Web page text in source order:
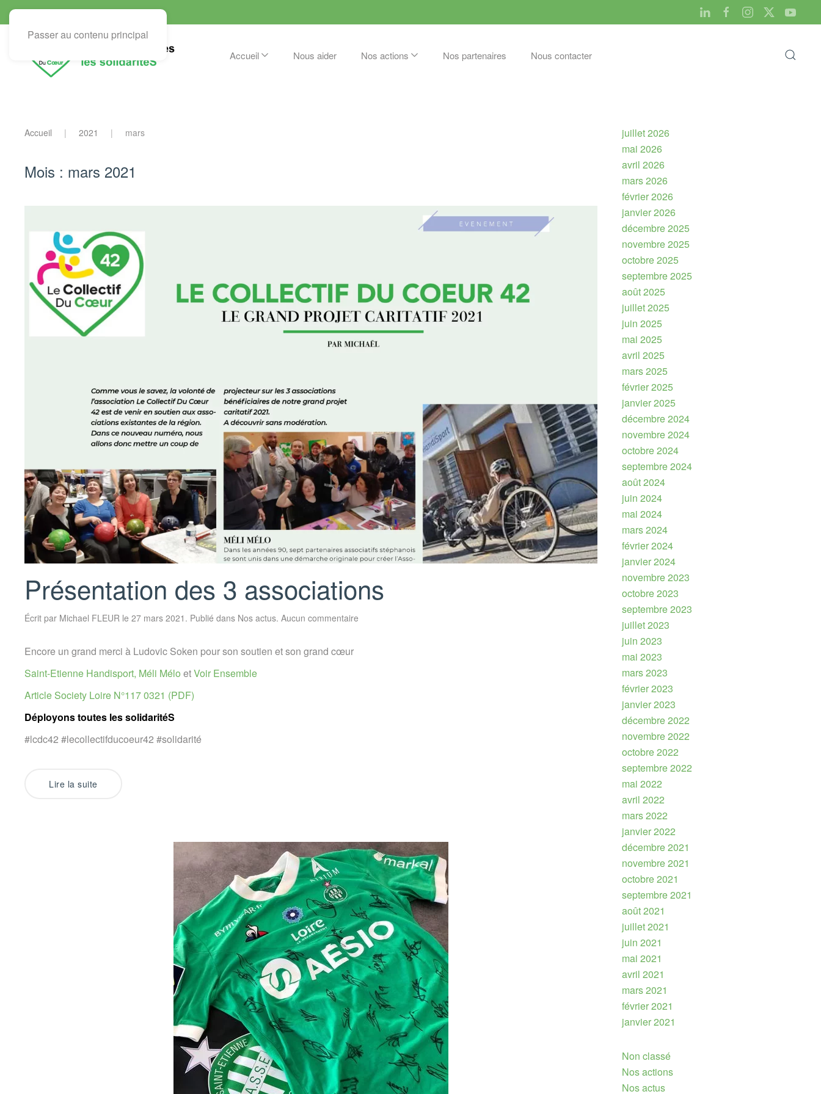
Passer au contenu principal
Accueil Nous aider Nos actions Nos partenaires Nous contacter
Accueil 2021 mars
Mois : mars 2021
Présentation des 3 associations
Écrit par Michael FLEUR le 27 mars 2021 . Publié dans Nos actus. Aucun commentaire
Encore un grand merci à Ludovic Soken pour son soutien et son grand cœur
Saint-Etienne Handisport, Méli Mélo etVoir Ensemble
Article Society Loire N°117 0321 (PDF)
Déployons toutes les solidaritéS
#lcdc42 #lecollectifducoeur42 #solidarité
Lire la suite
juillet 2026
mai 2026
avril 2026
mars 2026
février 2026
janvier 2026
décembre 2025
novembre 2025
octobre 2025
septembre 2025
août 2025
juillet 2025
juin 2025
mai 2025
avril 2025
mars 2025
février 2025
janvier 2025
décembre 2024
novembre 2024
octobre 2024
septembre 2024
août 2024
juin 2024
mai 2024
mars 2024
février 2024
janvier 2024
novembre 2023
octobre 2023
septembre 2023
juillet 2023
juin 2023
mai 2023
mars 2023
février 2023
janvier 2023
décembre 2022
novembre 2022
octobre 2022
septembre 2022
mai 2022
avril 2022
mars 2022
janvier 2022
décembre 2021
novembre 2021
octobre 2021
septembre 2021
août 2021
juillet 2021
juin 2021
mai 2021
avril 2021
mars 2021
février 2021
janvier 2021
Non classé
Nos actions
Nos actus